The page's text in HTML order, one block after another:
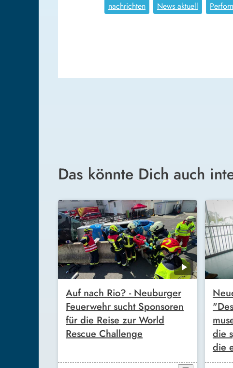
nachrichten
News aktuell
Das könnte Dich auch
Auf nach Rio? - Neuburger
Feuerwehr sucht Sponsoren
für die Reise zur World
Rescue Challenge
die
die